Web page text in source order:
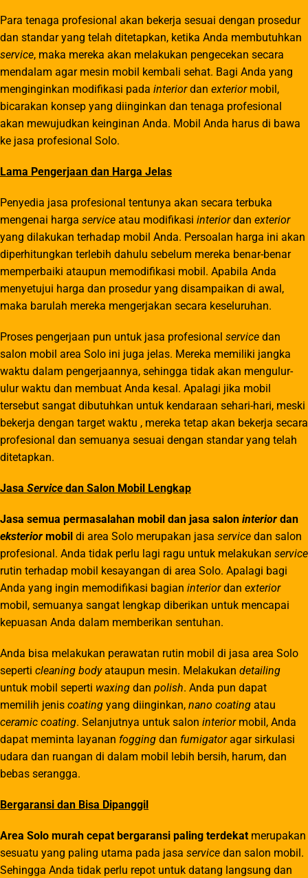
Para tenaga profesional akan bekerja sesuai dengan prosedur
dan standar yang telah ditetapkan, ketika Anda membutuhkan
service, maka mereka akan melakukan pengecekan secara
mendalam agar mesin mobil kembali sehat. Bagi Anda yang
menginginkan modifikasi pada interiordan exterior mobil,
bicarakan konsep yang diinginkan dan tenaga profesional
akan mewujudkan keinginan Anda. Mobil Anda harus di bawa
ke jasa profesional Solo.
Lama Pengerjaan dan Harga Jelas
Penyedia jasa profesional tentunya akan secara terbuka
mengenai harga service atau modifikasi interiordan exterior
yang dilakukan terhadap mobil Anda. Persoalan harga ini akan
diperhitungkan terlebih dahulu sebelum mereka benar-benar
memperbaiki ataupun memodifikasi mobil. Apabila Anda
menyetujui harga dan prosedur yang disampaikan di awal,
maka barulah mereka mengerjakan secara keseluruhan.
Proses pengerjaan pun untuk jasa profesional service dan
salon mobil area Solo ini juga jelas. Mereka memiliki jangka
waktu dalam pengerjaannya, sehingga tidak akan mengulur-
ulur waktu dan membuat Anda kesal. Apalagi jika mobil
tersebut sangat dibutuhkan untuk kendaraan sehari-hari, meski
bekerja dengan target waktu , mereka tetap akan bekerja secara
profesional dan semuanya sesuai dengan standar yang telah
ditetapkan.
Jasa Service dan Salon Mobil Lengkap
Jasa semua permasalahan mobil dan jasa salon interior dan
eksterior mobil di area Solo merupakan jasa service dan salon
profesional. Anda tidak perlu lagi ragu untuk melakukan service
rutin terhadap mobil kesayangan di area Solo. Apalagi bagi
Anda yang ingin memodifikasi bagian interiordan exterior
mobil, semuanya sangat lengkap diberikan untuk mencapai
kepuasan Anda dalam memberikan sentuhan.
Anda bisa melakukan perawatan rutin mobil di jasa area Solo
seperti cleaning bodyataupun mesin. Melakukan detailing
untuk mobil seperti waxing dan polish. Anda pun dapat
memilih jenis coating yang diinginkan, nano coating atau
ceramic coating. Selanjutnya untuk salon interior mobil, Anda
dapat meminta layanan fogging dan fumigatoragar sirkulasi
udara dan ruangan di dalam mobil lebih bersih, harum, dan
bebas serangga.
Bergaransi dan Bisa Dipanggil
Area Solo murah cepat bergaransi paling terdekat merupakan
sesuatu yang paling utama pada jasa service dan salon mobil.
Sehingga Anda tidak perlu repot untuk datang langsung dan